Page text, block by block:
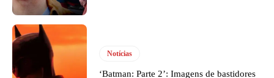
Notícias
‘Batman: Parte 2’: Imagens de bastidores